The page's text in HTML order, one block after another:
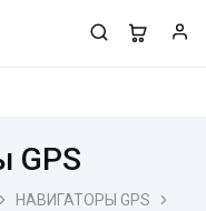
НАВИГАТОРЫ GPS
GPS